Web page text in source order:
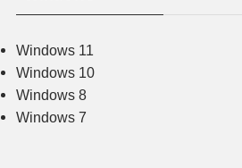
Windows 11
Windows 10
Windows 8
Windows 7